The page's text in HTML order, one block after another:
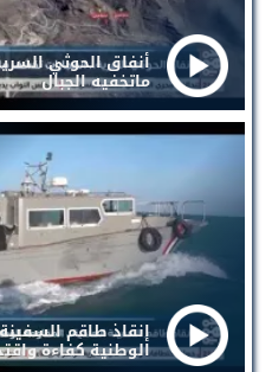
أنفاق الحوثي
ماتخفيه الجبال
إنقاذ طاقم
الوطنية كفاءة